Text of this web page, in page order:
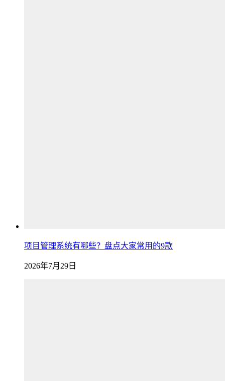
项目管理系统有哪些？盘点大家常用的9款
2026年7月29日